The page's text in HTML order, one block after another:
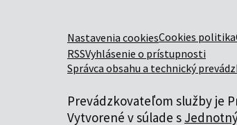
Nastavenia cookiesCookies politika
RSSVyhlásenie o prístupnosti
Správca obsahu a technický
Prevádzkovateľom služby je
Vytvorené v súlade s